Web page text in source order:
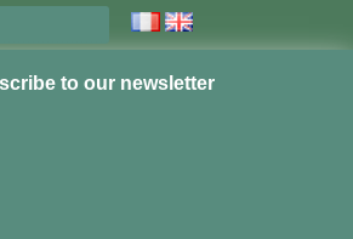
to our newsletter